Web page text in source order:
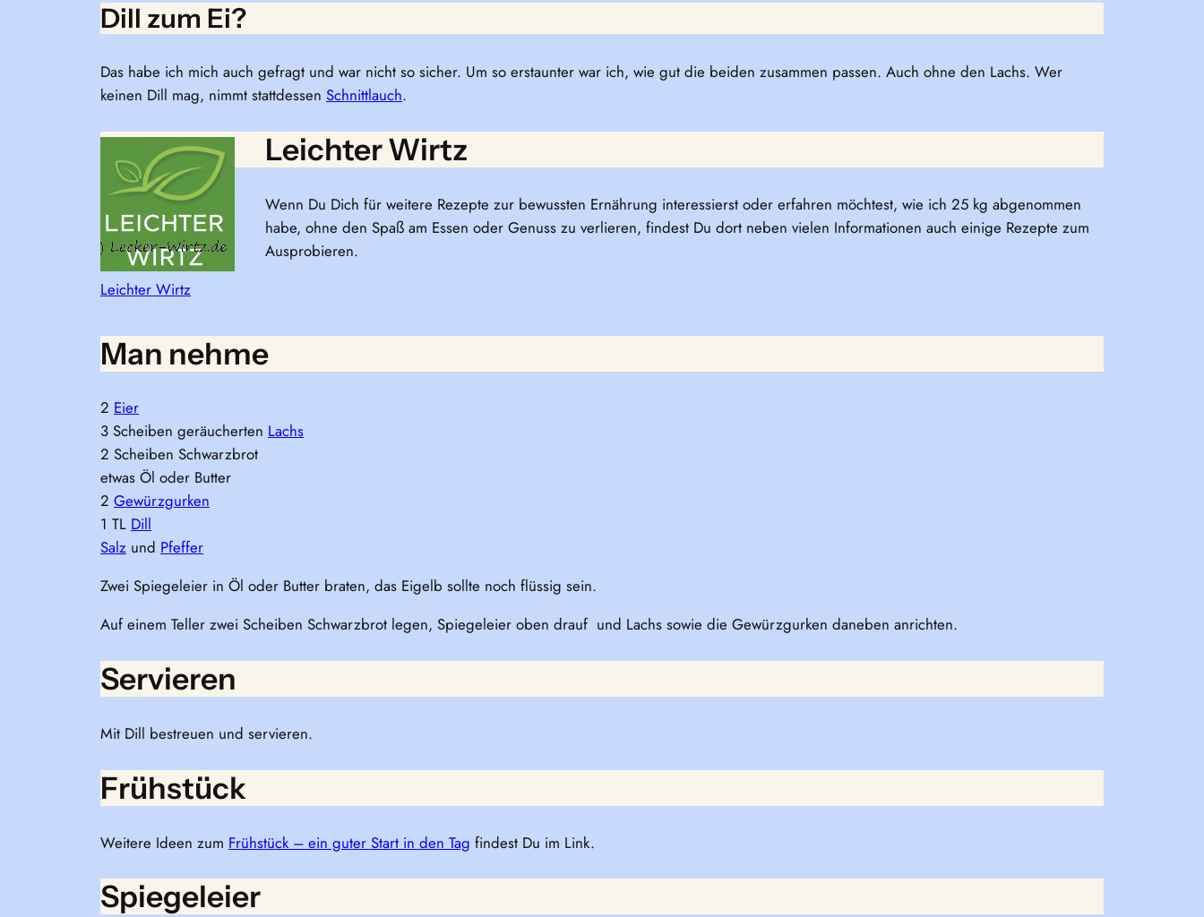
Dill zum Ei?
Das habe ich mich auch gefragt und war nicht so sicher. Um so erstaunter war ich, wie gut die beiden zusammen passen. Auch ohne den Lachs. Wer
keinen Dill mag, nimmt stattdessen Schnittlauch.
Leichter Wirtz
Leichter Wirtz
Wenn Du Dich für weitere Rezepte zur bewussten Ernährung interessierst oder erfahren möchtest, wie ich 25 kg abgenommen
habe, ohne den Spaß am Essen oder Genuss zu verlieren, findest Du dort neben vielen Informationen auch einige Rezepte zum
Ausprobieren.
Man nehme
2 Eier
3 Scheiben geräucherten Lachs
2 Scheiben Schwarzbrot
etwas Öl oder Butter
2 Gewürzgurken
1 TL Dill
Salz und Pfeffer
Zwei Spiegeleier in Öl oder Butter braten, das Eigelb sollte noch flüssig sein.
Auf einem Teller zwei Scheiben Schwarzbrot legen, Spiegeleier oben drauf und Lachs sowie die Gewürzgurken daneben anrichten.
Servieren
Mit Dill bestreuen und servieren.
Frühstück
Weitere Ideen zum Frühstück – ein guter Start in den Tag findest Du im Link.
Spiegeleier